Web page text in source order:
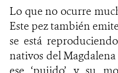
Lo que no ocurre
Este pez también
se está
nativos del